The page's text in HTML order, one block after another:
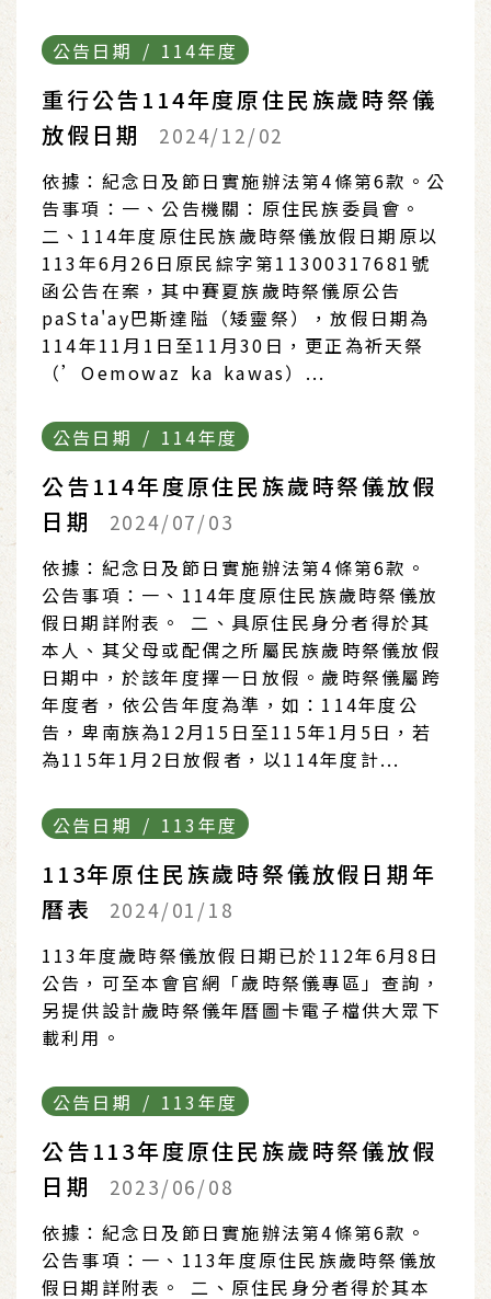
公告日期 / 114年度
重行公告114年度原住民族歲時祭儀
放假日期
2024/12/02
依據：紀念日及節日實施辦法第4條第6款。公
告事項：一、公告機關：原住民族委員會。
二、114年度原住民族歲時祭儀放假日期原以
113年6月26日原民綜字第11300317681號
函公告在案，其中賽夏族歲時祭儀原公告
paSta'ay巴斯達隘（矮靈祭），放假日期為
114年11月1日至11月30日，更正為祈天祭
（’Oemowaz ka kawas）...
公告日期 / 114年度
公告114年度原住民族歲時祭儀放假
日期
2024/07/03
依據：紀念日及節日實施辦法第4條第6款。
公告事項：一、114年度原住民族歲時祭儀放
假日期詳附表。 二、具原住民身分者得於其
本人、其父母或配偶之所屬民族歲時祭儀放假
日期中，於該年度擇一日放假。歲時祭儀屬跨
年度者，依公告年度為準，如：114年度公
告，卑南族為12月15日至115年1月5日，若
為115年1月2日放假者，以114年度計...
公告日期 / 113年度
113年原住民族歲時祭儀放假日期年
曆表
2024/01/18
113年度歲時祭儀放假日期已於112年6月8日
公告，可至本會官網「歲時祭儀專區」查詢，
另提供設計歲時祭儀年曆圖卡電子檔供大眾下
載利用。
公告日期 / 113年度
公告113年度原住民族歲時祭儀放假
日期
2023/06/08
依據：紀念日及節日實施辦法第4條第6款。
公告事項：一、113年度原住民族歲時祭儀放
假日期詳附表。 二、原住民身分者得於其本